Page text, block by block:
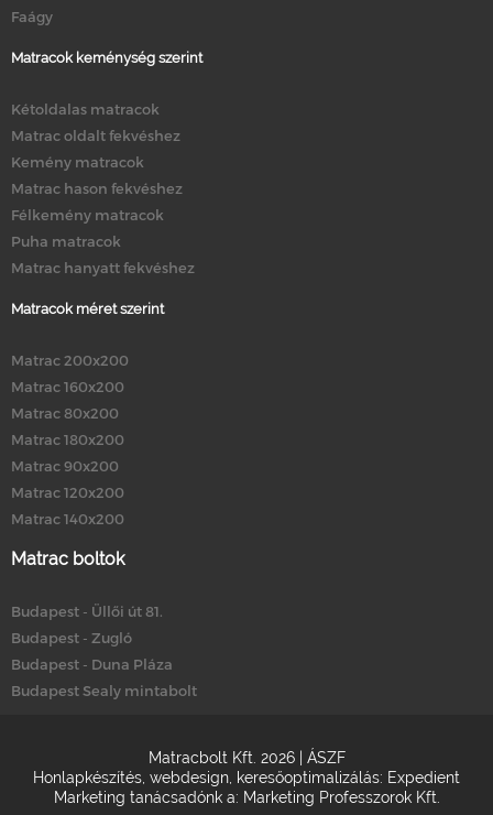
Faágy
Matracok keménység szerint
Kétoldalas matracok
Matrac oldalt fekvéshez
Kemény matracok
Matrac hason fekvéshez
Félkemény matracok
Puha matracok
Matrac hanyatt fekvéshez
Matracok méret szerint
Matrac 200x200
Matrac 160x200
Matrac 80x200
Matrac 180x200
Matrac 90x200
Matrac 120x200
Matrac 140x200
Matrac boltok
Budapest - Üllői út 81.
Budapest - Zugló
Budapest - Duna Pláza
Budapest Sealy mintabolt
Matracbolt Kft. 2026 | ÁSZF
Honlapkészítés webdesign keresőoptimalizálás: Expedient
Marketing tanácsadónk a: Marketing Professzorok Kft.